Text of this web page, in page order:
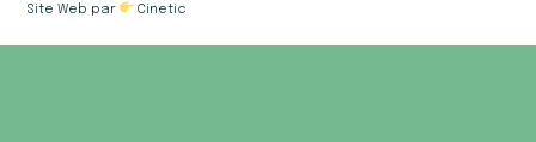
Site Web par Cinetic